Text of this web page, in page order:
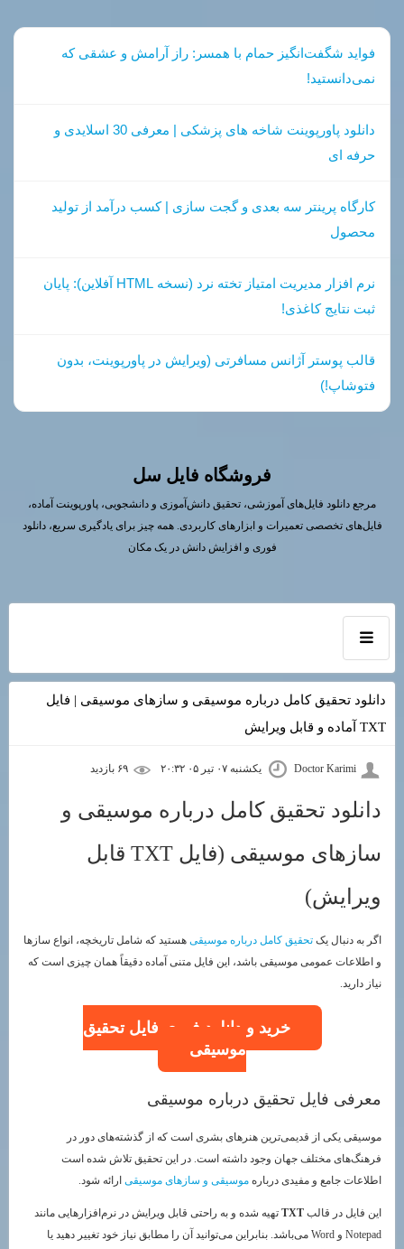
فواید شگفت‌انگیز حمام با همسر: راز آرامش و عشقی که
نمی‌دانستید!
دانلود پاورپوینت شاخه های پزشکی | معرفی 30 اسلایدی و
حرفه ای
کارگاه پرینتر سه بعدی و گجت سازی | کسب درآمد از تولید
محصول
نرم افزار مدیریت امتیاز تخته نرد (نسخه HTML آفلاین): پایان
ثبت نتایج کاغذی!
قالب پوستر آژانس مسافرتی (ویرایش در پاورپوینت، بدون
فتوشاپ!)
فروشگاه فایل سل
مرجع دانلود فایل‌های آموزشی، تحقیق دانش‌آموزی و دانشجویی، پاورپوینت آماده،
فایل‌های تخصصی تعمیرات و ابزارهای کاربردی. همه چیز برای یادگیری سریع، دانلود
فوری و افزایش دانش در یک مکان
دانلود تحقیق کامل درباره موسیقی و سازهای موسیقی | فایل
TXT آماده و قابل ویرایش
Doctor Karimi یکشنبه ۰۷ تیر ۰۵ ۲۰:۳۲
دانلود تحقیق کامل درباره موسیقی و
سازهای موسیقی (فایل TXT قابل
ویرایش)
اگر به دنبال یک تحقیق کامل درباره موسیقی هستید که شامل تاریخچه، انواع سازها
و اطلاعات عمومی موسیقی باشد، این فایل متنی آماده دقیقاً همان چیزی است که
نیاز دارید.
خرید و دانلود فوری فایل تحقیق
موسیقی
معرفی فایل تحقیق درباره موسیقی
موسیقی یکی از قدیمی‌ترین هنرهای بشری است که از گذشته‌های دور در
فرهنگ‌های مختلف جهان وجود داشته است. در این تحقیق تلاش شده است
اطلاعات جامع و مفیدی درباره موسیقی و سازهای موسیقی ارائه شود.
این فایل در قالب TXT تهیه شده و به راحتی قابل ویرایش در نرم‌افزارهایی مانند
Notepad و Word می‌باشد. بنابراین می‌توانید آن را مطابق نیاز خود تغییر دهید یا